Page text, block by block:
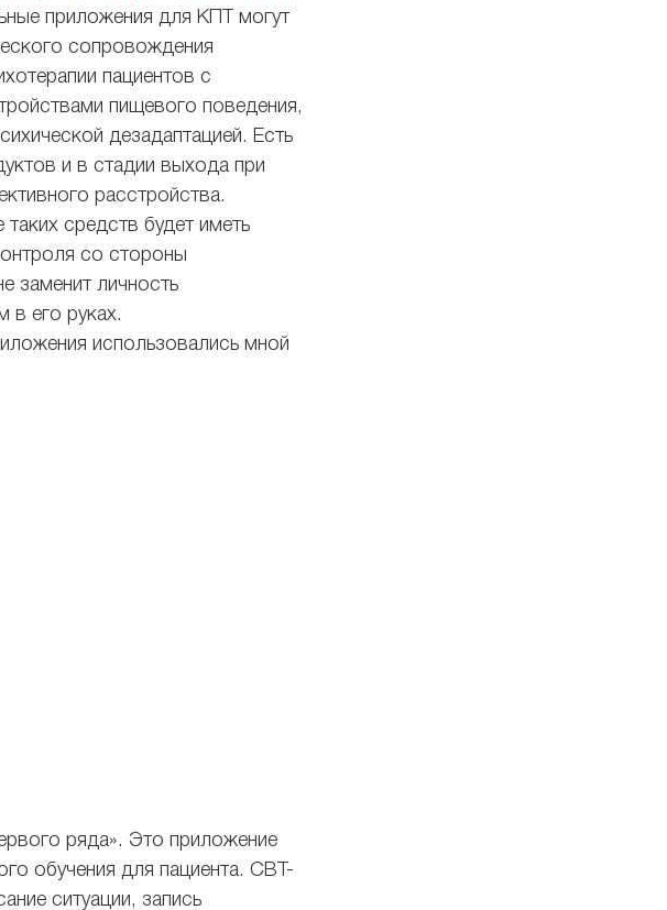
приложения для КПТ могут
сопровождения
пациентов с
пищевого поведения,
дезадаптацией. Есть
и в стадии выхода при
расстройства.
средств будет иметь
со стороны
заменит личность
в его руках.
использовались мной
ряда». Это приложение
обучения для пациента. CBT-
ситуации, запись